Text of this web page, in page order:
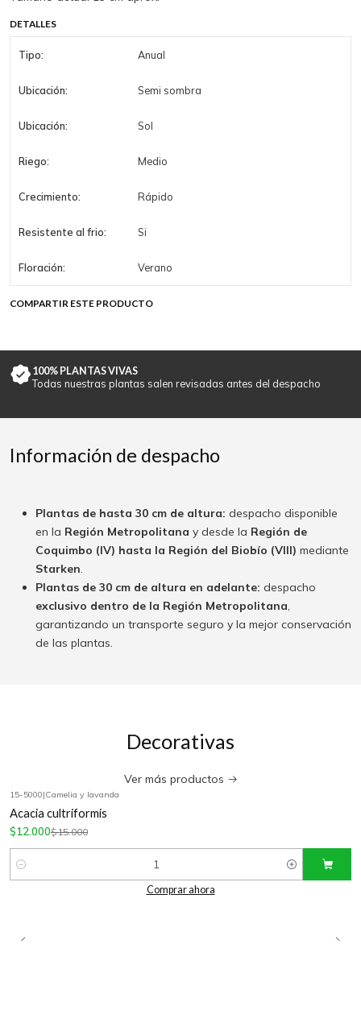
DETALLES
Tipo: Anual
Ubicación: Semi sombra
Ubicación: Sol
Riego: Medio
Crecimiento: Rápido
Resistente al frio: Si
Floración: Verano
COMPARTIR ESTE PRODUCTO
100% PLANTAS VIVAS
Todas nuestras plantas salen revisadas antes del despacho
Información de despacho
Plantas de hasta 30 cm de altura: despacho disponible
en la Región Metropolitana y desde la Región de
Coquimbo (IV) hasta la Región del Biobío (VIII) mediante
Starken.
Plantas de 30 cm de altura en adelante: despacho
exclusivo dentro de la Región Metropolitana,
garantizando un transporte seguro y la mejor conservación
de las plantas.
Decorativas
Ver más productos
15-5000|Camelia y lavanda
Acacia cultriformis
$12.000$15.000
Cantidad
Comprar ahora